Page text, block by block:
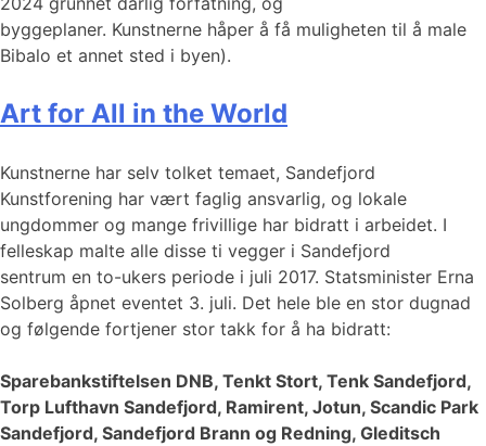
byggeplaner. Kunstnerne håper å få muligheten til å male
Bibalo et annet sted i byen).
Art for All in the World
Kunstnerne har selv tolket temaet, Sandefjord
Kunstforening har vært faglig ansvarlig, og lokale
ungdommer og mange frivillige har bidratt i arbeidet. I
felleskap malte alle disse ti vegger i Sandefjord
sentrum en to-ukers periode i juli 2017. Statsminister Erna
Solberg åpnet eventet 3. juli. Det hele ble en stor dugnad
og følgende fortjener stor takk for å ha bidratt:
Sparebankstiftelsen DNB, Tenkt Stort, Tenk Sandefjord,
Torp Lufthavn Sandefjord, Ramirent, Jotun, Scandic Park
Sandefjord, Sandefjord Brann og Redning, Gleditsch